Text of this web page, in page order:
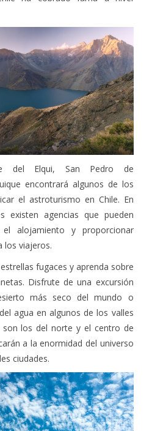
encontrará algunos de los
el astroturismo en Chile. En
existen agencias que pueden
alojamiento y proporcionar
viajeros.
Disfrute de una excursión
más seco del mundo o
los del norte y el centro de
a la enormidad del universo
ciudades.